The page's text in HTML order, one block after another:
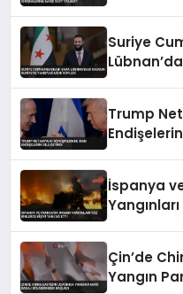
Suriye
Trump
İspanya
Çin’de
Yangın